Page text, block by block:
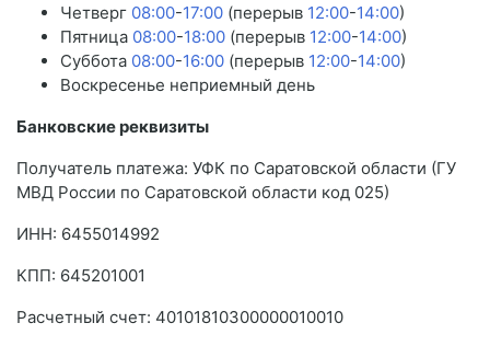
Четверг 08:00-17:00 (перерыв 12:00-14:00)
Пятница 08:00-18:00 (перерыв 12:00-14:00)
Суббота 08:00-16:00 (перерыв 12:00-14:00)
Воскресенье неприемный день
Банковские реквизиты
Получатель платежа: УФК по Саратовской области (ГУ
МВД России по Саратовской области код 025)
ИНН: 6455014992
КПП: 645201001
Расчетный счет: 40101810300000010010